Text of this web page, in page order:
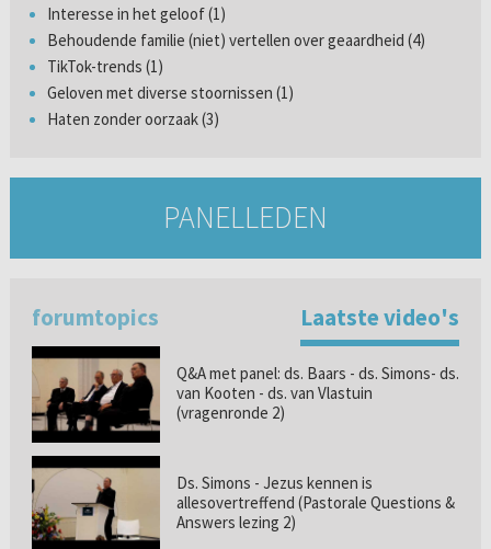
Interesse in het geloof (1)
Behoudende familie (niet) vertellen over geaardheid (4)
TikTok-trends (1)
Geloven met diverse stoornissen (1)
Haten zonder oorzaak (3)
PANELLEDEN
forumtopics Laatste video's
Q&A met panel: ds. Baars - ds. Simons- ds.
van Kooten - ds. van Vlastuin
(vragenronde 2)
Ds. Simons - Jezus kennen is
allesovertreffend (Pastorale Questions &
Answers lezing 2)